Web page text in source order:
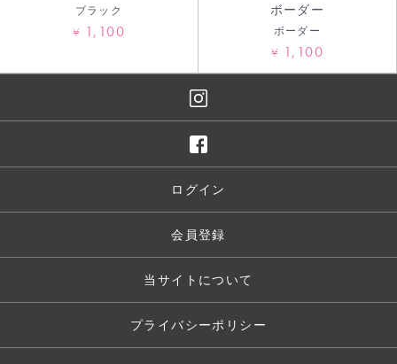
ブラック
¥ 1,100
ボーダー
ボーダー
¥ 1,100
ログイン
会員登録
当サイトについて
プライバシーポリシー